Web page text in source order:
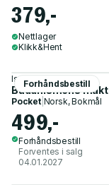
379,-
Nettlager
Klikk&Hent
Forhåndsbestill
Iselin Frydenlund
Buddhismens makt
Pocket| Norsk, Bokmål
499,-
Forhåndsbestill
Forventes i salg
04.01.2027